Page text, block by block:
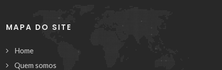
MAPA DO SITE
Home
Quem somos